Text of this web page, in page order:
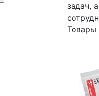
задач,
Товары